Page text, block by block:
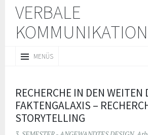
VERBALE
KOMMUNIKATION
MENÜS
INHALT
RECHERCHE IN DEN WEITEN
FAKTENGALAXIS –
STORYTELLING